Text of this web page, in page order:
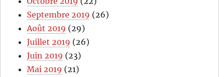
Septembre 2019 (26)
Août 2019 (29)
Juillet 2019 (26)
Juin 2019 (23)
Mai 2019 (21)